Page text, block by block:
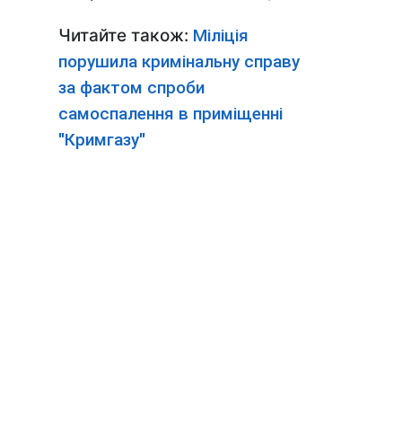
Читайте також: Міліція
порушила кримінальну справу
за фактом спроби
самоспалення в приміщенні
"Кримгазу"